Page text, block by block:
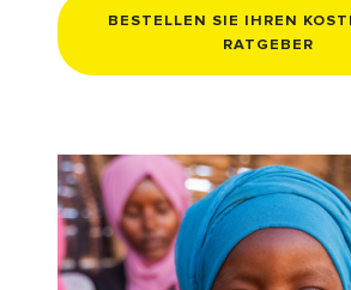
BESTELLEN SIE IHREN
RATGEBER